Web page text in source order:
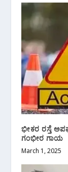
ಭೀಕರ ರಸ್ತೆ
ಗಂಭೀರ ಗಾಯ
March 1, 2025